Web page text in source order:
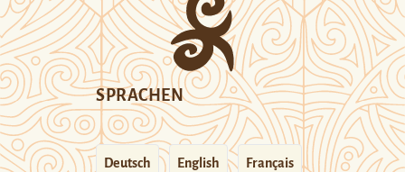
SPRACHEN
Deutsch English Français